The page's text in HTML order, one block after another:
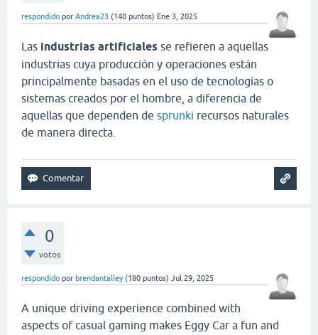
respondido por Andrea23 (140 puntos) Ene 3, 2025
Las industrias artificiales se refieren a aquellas
industrias cuya producción y operaciones están
principalmente basadas en el uso de tecnologías o
sistemas creados por el hombre, a diferencia de
aquellas que dependen de sprunki recursos naturales
de manera directa.
0
votos
respondido por brendantalley (180 puntos) Jul 29, 2025
A unique driving experience combined with
aspects of casual gaming makes Eggy Car a fun and